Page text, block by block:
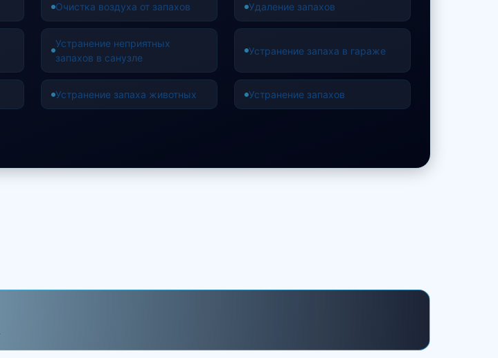
Очистка воздуха от запахов Удаление запахов
Устранение неприятных
запахов в санузле
Устранение запаха в гараже
Устранение запаха животных Устранение запахов